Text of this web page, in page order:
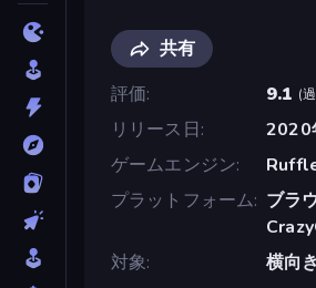
共有
評価
9.1 (
リリース日
2020
ゲームエンジン
プラットフォーム ブラ
対象
横向き